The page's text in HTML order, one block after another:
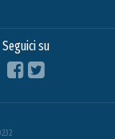
Seguici su